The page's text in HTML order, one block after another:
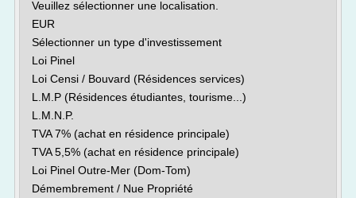
Veuillez sélectionner une localisation.
EUR
Sélectionner un type d'investissement
Loi Pinel
Loi Censi / Bouvard (Résidences services)
L.M.P (Résidences étudiantes, tourisme...)
L.M.N.P.
TVA 7% (achat en résidence principale)
TVA 5,5% (achat en résidence principale)
Loi Pinel Outre-Mer (Dom-Tom)
Démembrement / Nue Propriété